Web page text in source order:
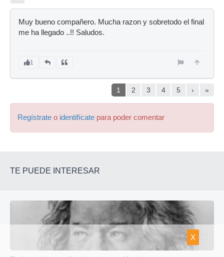
Muy bueno compañero. Mucha razon y sobretodo el final
me ha llegado ..!! Saludos.
1
1 2 3 4 5 › »
Regístrate o identifícate para poder comentar
TE PUEDE INTERESAR
X